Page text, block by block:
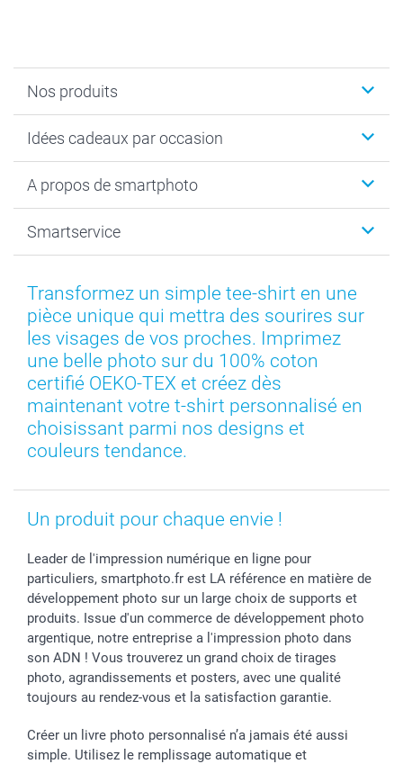
Nos produits
Calendrier photo & Agenda photo
Tirage photo & agrandissement
Faire-part & Cartes
Coques smartphone
Stickers & Etiquettes
Cadres photo & accessoires déco
Dénicheur d'idées cadeau
Idées cadeaux par occasion
Anniversaire
Naissance & baptême
Fête des Mères
Fête des Pères
Communion
Baptême
Toussaint
Rentrée des classes
Saint-Valentin
Vacances
A propos de smartphoto
Plan du site
Droit de rétraction
Plaintes
Vie privée
Gestion des cookies
Tarifs
Partenariats & Influence
Investisseurs
Smartservice
Aide
smartbonus
smartfriends
Livraison
Modes de paiement
Grandes quantités
Statut de ma commande
Transformez un simple tee-shirt en une
pièce unique qui mettra des sourires sur
les visages de vos proches. Imprimez
une belle photo sur du 100% coton
certifié OEKO-TEX et créez dès
maintenant votre t-shirt personnalisé en
choisissant parmi nos designs et
couleurs tendance.
Un produit pour chaque envie !
Leader de l'impression numérique en ligne pour
particuliers, smartphoto.fr est LA référence en matière de
développement photo sur un large choix de supports et
produits. Issue d'un commerce de développement photo
argentique, notre entreprise a l'impression photo dans
son ADN ! Vous trouverez un grand choix de tirages
photo, agrandissements et posters, avec une qualité
toujours au rendez-vous et la satisfaction garantie.
Créer un livre photo personnalisé n’a jamais été aussi
simple. Utilisez le remplissage automatique et